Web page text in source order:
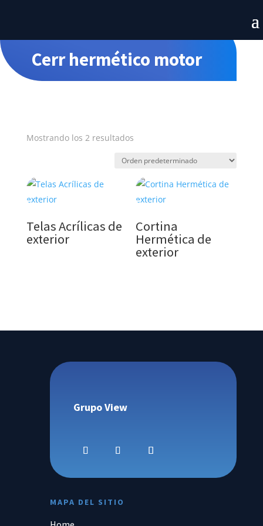
Cerr hermético motor
Mostrando los 2 resultados
Telas Acrílicas de
exterior
Cortina
Hermética de
exterior
Grupo View
MAPA DEL SITIO